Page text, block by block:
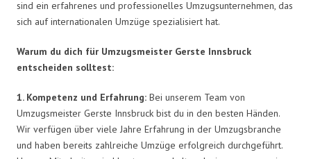
sind ein erfahrenes und professionelles Umzugsunternehmen, das
sich auf internationalen Umzüge spezialisiert hat.
Warum du dich für Umzugsmeister Gerste Innsbruck
entscheiden solltest:
1. Kompetenz und Erfahrung: Bei unserem Team von
Umzugsmeister Gerste Innsbruck bist du in den besten Händen.
Wir verfügen über viele Jahre Erfahrung in der Umzugsbranche
und haben bereits zahlreiche Umzüge erfolgreich durchgeführt.